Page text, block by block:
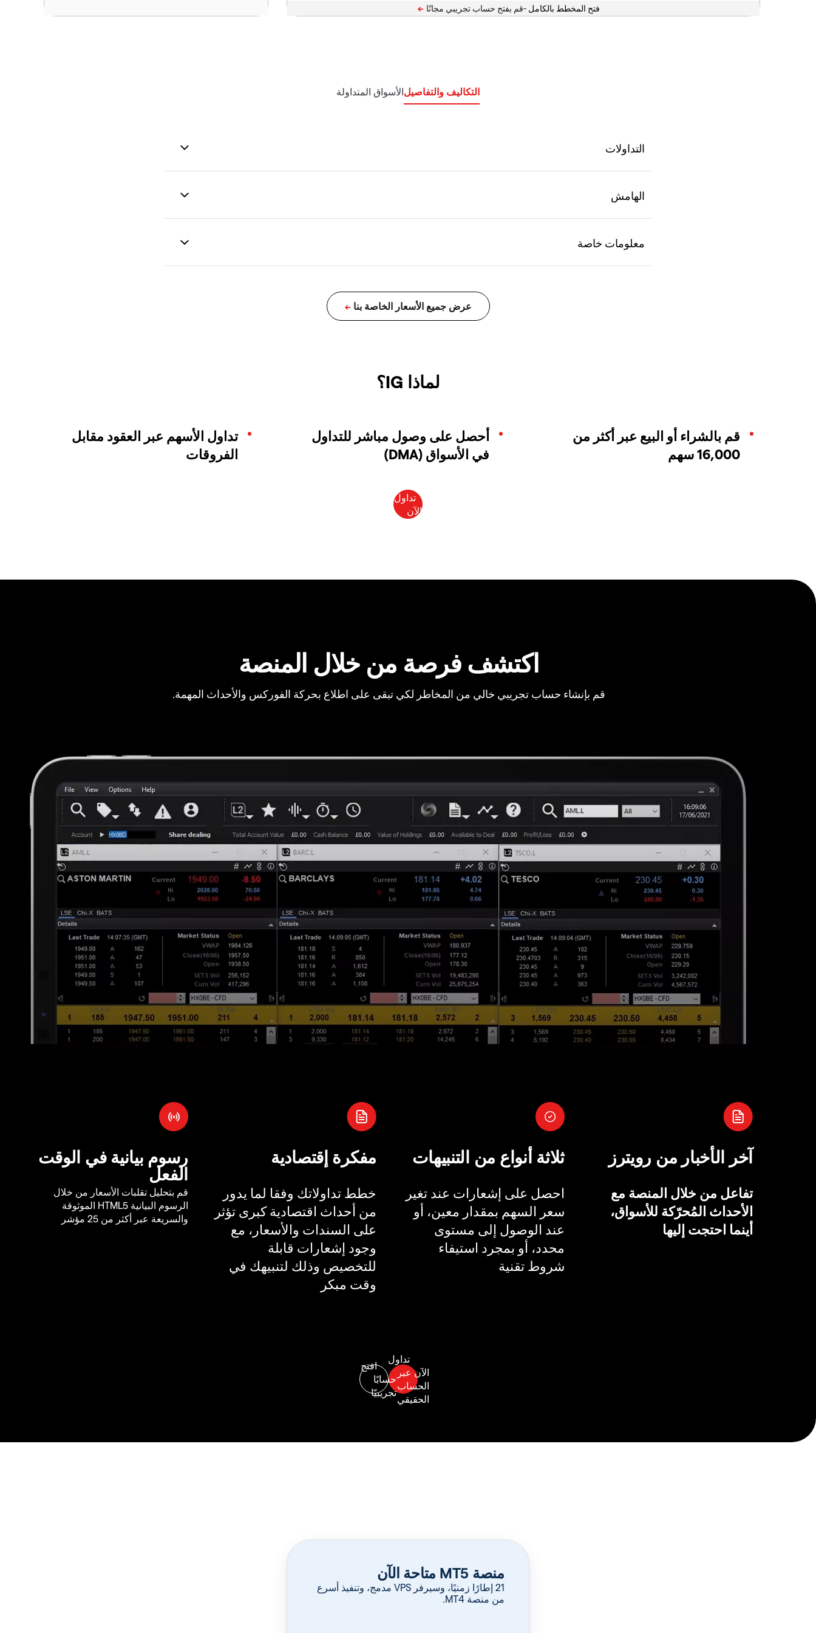
فتح المخطط بالكامل -
التكاليف والتفاصيلالأسواق المتداولة
لماذا IG؟
قم بالشراء أو البيع عبر أكثر من
16,000 سهم
أحصل على وصول مباشر للتداول
في الأسواق (DMA)
تداول الأسهم عبر العقود مقابل
الفروقات
اكتشف فرصة من خلال المنصة
قم بإنشاء حساب تجريبي خالي من المخاطر لكي تبقى على اطلاع بحركة الفوركس والأحداث المهمة.
آخر الأخبار من رويترز
تفاعل من خلال المنصة مع
الأحداث المُحرّكة للأسواق،
أينما احتجت إليها
ثلاثة أنواع من التنبيهات
احصل على إشعارات عند تغير
سعر السهم بمقدار معين، أو
عند الوصول إلى مستوى
محدد، أو بمجرد استيفاء
شروط تقنية
مفكرة إقتصادية
خطط تداولاتك وفقا لما يدور
من أحداث اقتصادية كبرى تؤثر
على السندات والأسعار، مع
وجود إشعارات قابلة
للتخصيص وذلك لتنبيهك في
وقت مبكر
رسوم بيانية في الوقت
الفعل
قم بتحليل تقلبات الأسعار من خلال
الرسوم البيانية HTML5 الموثوقة
والسريعة عبر أكثر من 25 مؤشر
منصة MT5 متاحة الآن
‏21 إطارًا زمنيًا، وسيرفر VPS مدمج، وتنفيذ أسرع
من منصة MT4.